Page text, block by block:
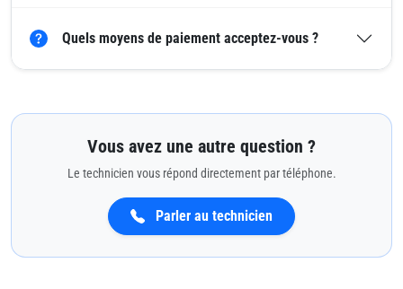
Quels moyens de paiement acceptez-vous ?
Vous avez une autre question ?
Le technicien vous répond directement par téléphone.
Parler au technicien